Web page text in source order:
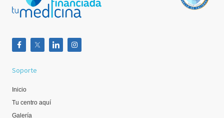
Soporte
Inicio
Tu centro aquí
Galería